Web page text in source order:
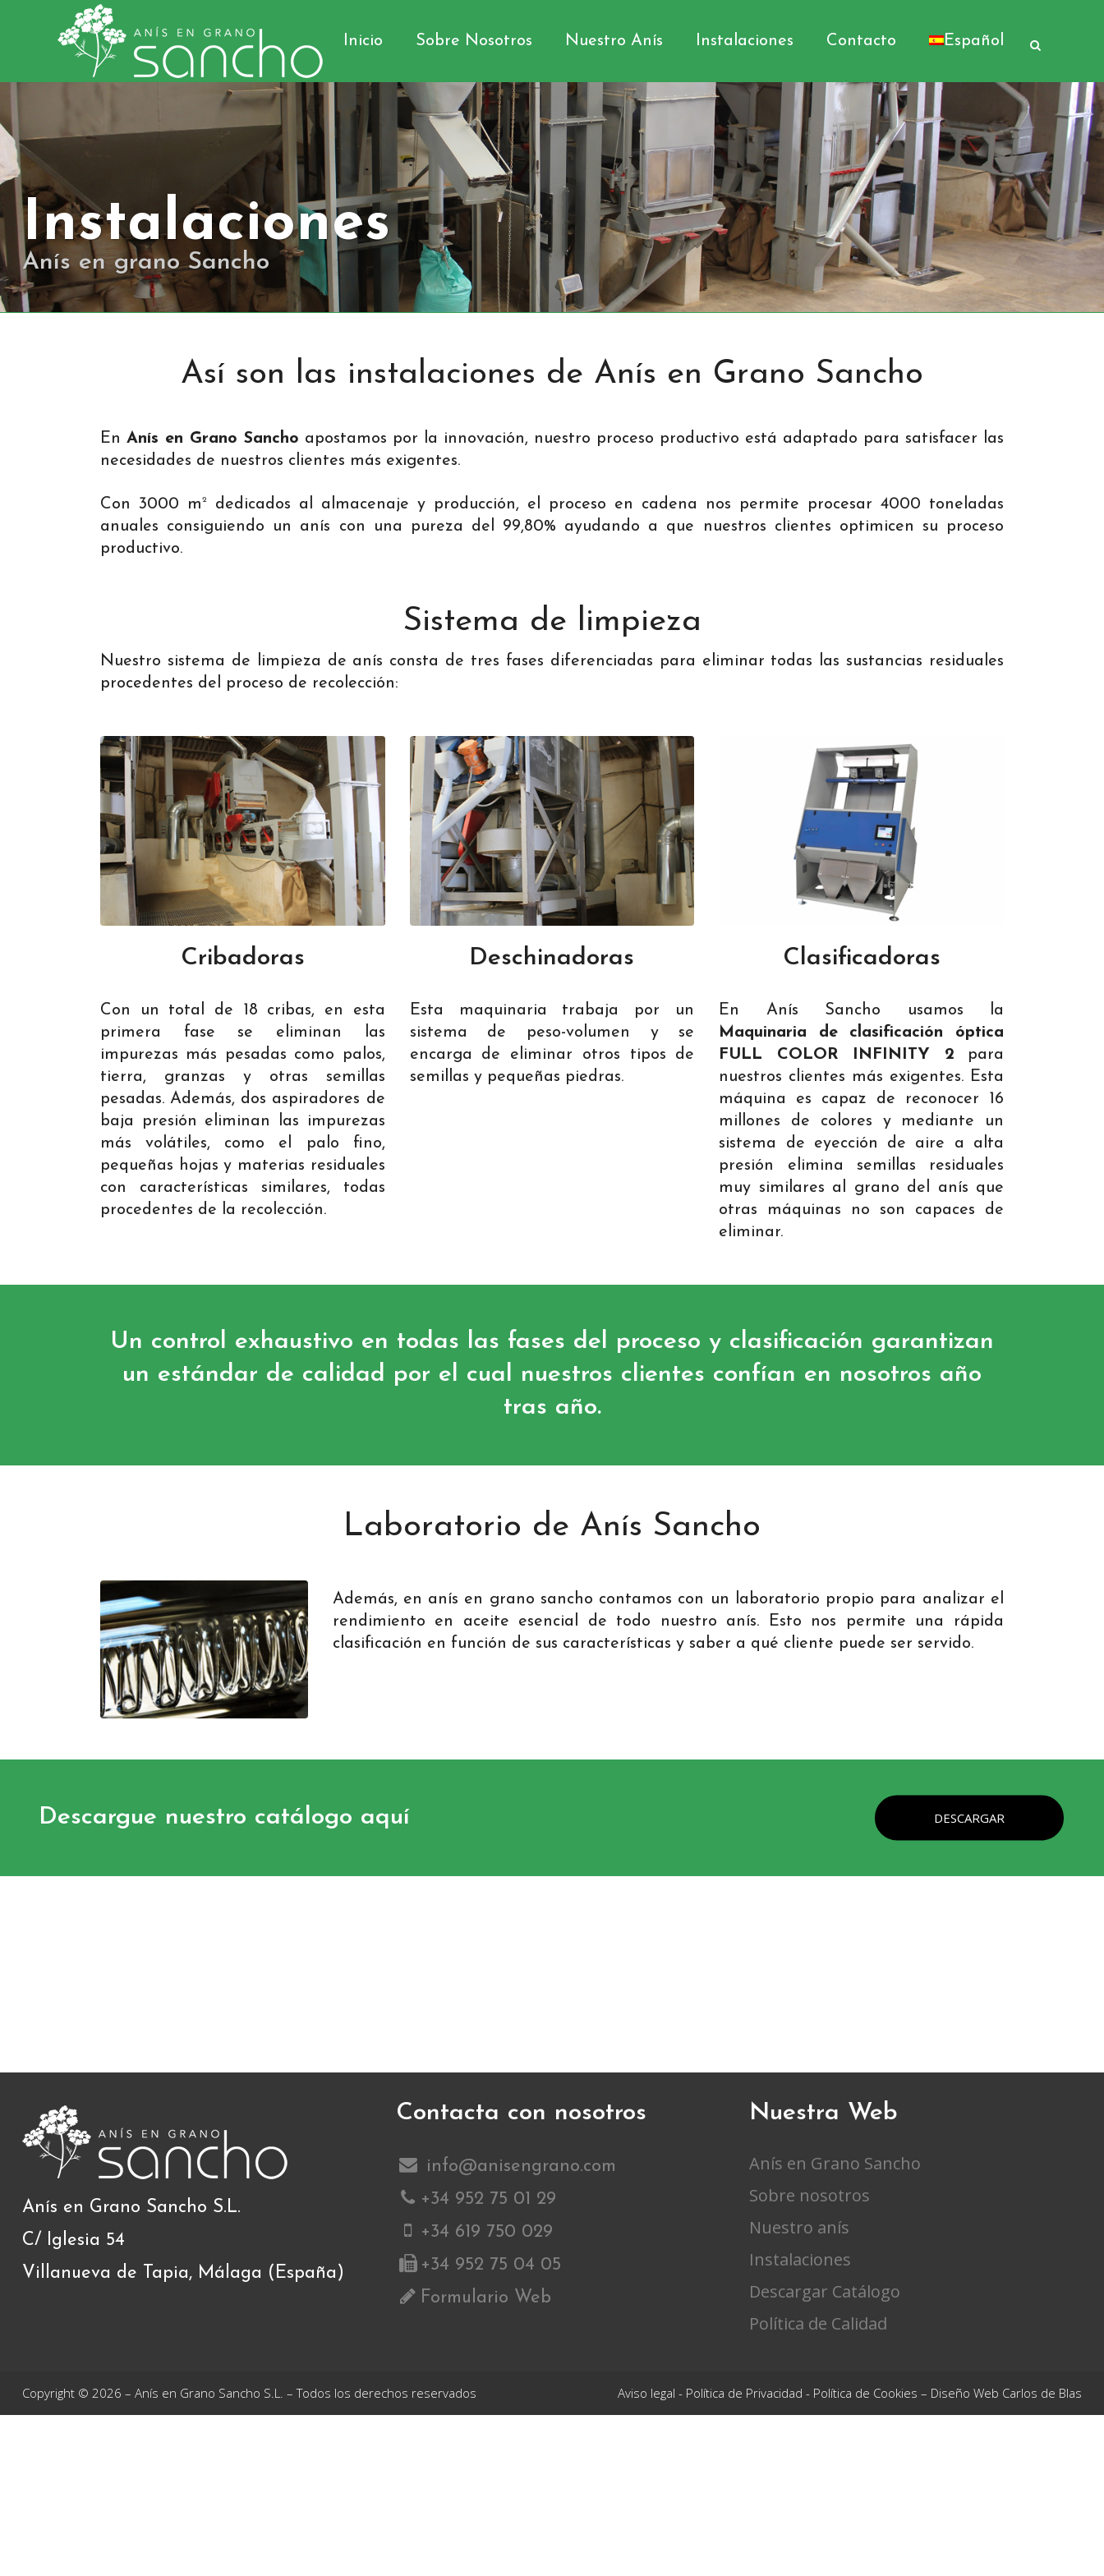
Inicio Sobre Nosotros Nuestro Anís Instalaciones Contacto Español
Instalaciones
Anís en grano Sancho
Así son las instalaciones de Anís en Grano Sancho
En Anís en Grano Sancho apostamos por la innovación, nuestro proceso productivo está adaptado para satisfacer las
necesidades de nuestros clientes más exigentes.
Con 3000 m2
dedicados al almacenaje y producción, el proceso en cadena nos permite procesar 4000 toneladas
anuales consiguiendo un anís con una pureza del 99,80% ayudando a que nuestros clientes optimicen su proceso
productivo.
Sistema de limpieza
Nuestro sistema de limpieza de anís consta de tres fases diferenciadas para eliminar todas las sustancias residuales
procedentes del proceso de recolección:
Cribadoras
Con un total de 18 cribas, en esta
primera fase se eliminan las
impurezas más pesadas como palos,
tierra, granzas y otras semillas
pesadas. Además, dos aspiradores de
baja presión eliminan las impurezas
más volátiles, como el palo fino,
pequeñas hojas y materias residuales
con características similares, todas
procedentes de la recolección.
Deschinadoras
Esta maquinaria trabaja por un
sistema de peso-volumen y se
encarga de eliminar otros tipos de
semillas y pequeñas piedras.
Clasificadoras
En Anís Sancho usamos la
Maquinaria de clasificación óptica
FULL COLOR INFINITY 2 para
nuestros clientes más exigentes. Esta
máquina es capaz de reconocer 16
millones de colores y mediante un
sistema de eyección de aire a alta
presión elimina semillas residuales
muy similares al grano del anís que
otras máquinas no son capaces de
eliminar.
Un control exhaustivo en todas las fases del proceso y clasificación garantizan
un estándar de calidad por el cual nuestros clientes confían en nosotros año
tras año.
Laboratorio de Anís Sancho
Además, en anís en grano sancho contamos con un laboratorio propio para analizar el
rendimiento en aceite esencial de todo nuestro anís. Esto nos permite una rápida
clasificación en función de sus características y saber a qué cliente puede ser servido.
Descargue nuestro catálogo aquí DESCARGAR
Anís en Grano Sancho S.L.
C/ Iglesia 54
Villanueva de Tapia, Málaga (España)
Contacta con nosotros
info@anisengrano.com
+34 952 75 01 29
+34 619 750 029
+34 952 75 04 05
Formulario Web
Nuestra Web
Anís en Grano Sancho
Sobre nosotros
Nuestro anís
Instalaciones
Descargar Catálogo
Política de Calidad
Copyright © 2026 – Anís en Grano Sancho S.L. – Todos los derechos reservados Aviso legal - Política de Privacidad - Política de Cookies – Diseño Web Carlos de Blas